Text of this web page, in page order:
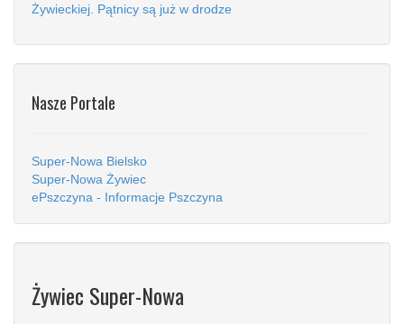
Żywieckiej. Pątnicy są już w drodze
Nasze Portale
Super-Nowa Bielsko
Super-Nowa Żywiec
ePszczyna - Informacje Pszczyna
Żywiec Super-Nowa